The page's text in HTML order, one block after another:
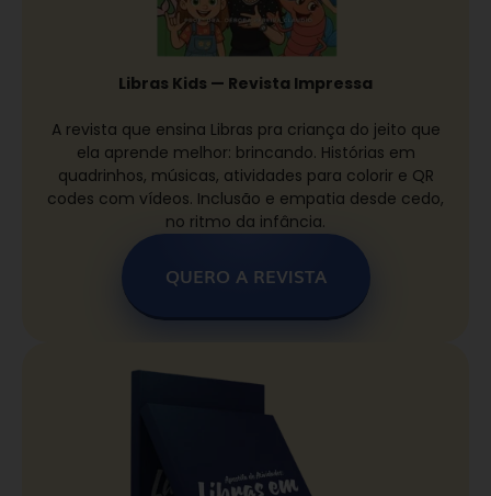
Libras Kids — Revista Impressa
A revista que ensina Libras pra criança do jeito que
ela aprende melhor: brincando. Histórias em
quadrinhos, músicas, atividades para colorir e QR
codes com vídeos. Inclusão e empatia desde cedo,
no ritmo da infância.
QUERO A REVISTA